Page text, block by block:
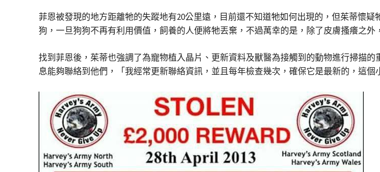
菲恩被發現的地方距離牠的失蹤地有20公里遠，目前還不知道牠如何出現的，但茱蒂懷
狗，一旦狗狗不再有利用價值，飼養的人便將牠丟棄，不過萬幸的是，除了皮膚搔癢之外
找到菲恩後，茱蒂也強調了為寵物植入晶片、更新資料及獸醫為接觸到的動物進行掃描
息能夠聯絡到他們，「我經常更新聯絡資訊，並且每年檢查幾次，確保它是最新的，這個